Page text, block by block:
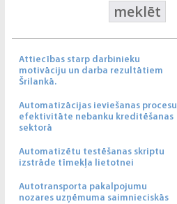
Attiecības starp darbinieku
motivāciju un darba rezultātiem
Šrilankā.
Automatizācijas ieviešanas procesu
efektivitāte nebanku kreditēšanas
sektorā
Automatizētu testēšanas skriptu
izstrāde tīmekļa lietotnei
Autotransporta pakalpojumu
nozares uzņēmuma saimnieciskās